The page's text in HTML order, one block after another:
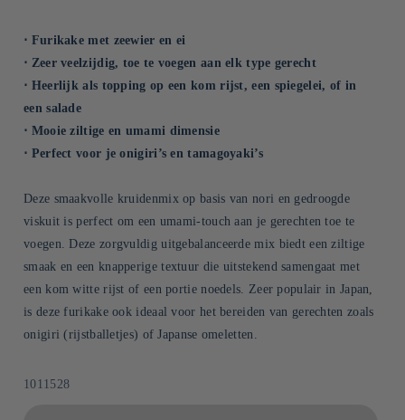
⋅ Furikake met zeewier en ei
⋅ Zeer veelzijdig, toe te voegen aan elk type gerecht
⋅ Heerlijk als topping op een kom rijst, een spiegelei, of in
een salade
⋅ Mooie ziltige en umami dimensie
⋅ Perfect voor je onigiri’s en tamagoyaki’s
Deze smaakvolle kruidenmix op basis van nori en gedroogde
viskuit is perfect om een umami-touch aan je gerechten toe te
voegen. Deze zorgvuldig uitgebalanceerde mix biedt een ziltige
smaak en een knapperige textuur die uitstekend samengaat met
een kom witte rijst of een portie noedels. Zeer populair in Japan,
is deze furikake ook ideaal voor het bereiden van gerechten zoals
onigiri (rijstballetjes) of Japanse omeletten.
SKU:
1011528